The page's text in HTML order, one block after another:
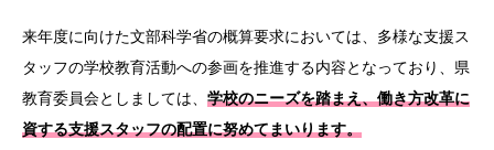
来年度に向けた文部科学省の概算要求においては、多様な支援ス
タッフの学校教育活動への参画を推進する内容となっており、県
教育委員会としましては、 学校のニーズを踏まえ、働き方改革に
資する支援スタッフの配置に努めてまいります。